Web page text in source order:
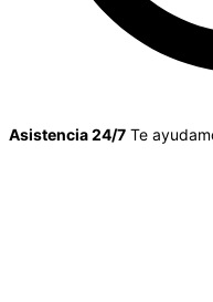
Asistencia 24/7 Te